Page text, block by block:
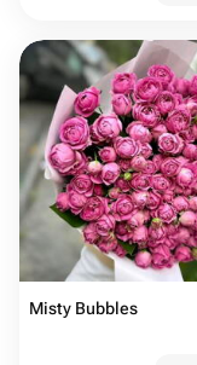
Misty Bubbles